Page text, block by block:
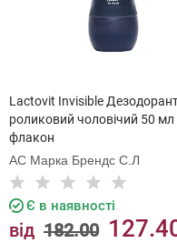
Lactovit Invisible
роликовий чоловічий 50 мл
флакон
АС Марка Брендс С.Л
Є в наявності
від 182.00